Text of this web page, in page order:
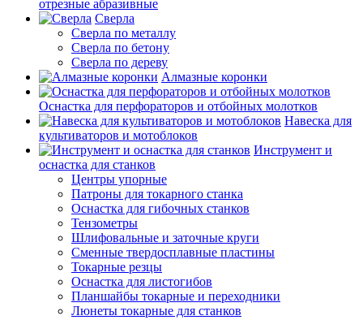
отрезные абразивные
Сверла
Сверла по металлу
Сверла по бетону
Сверла по дереву
Алмазные коронки
Оснастка для перфораторов и отбойных молотков
Навеска для
культиваторов и мотоблоков
Инструмент и
оснастка для станков
Центры упорные
Патроны для токарного станка
Оснастка для гибочных станков
Тензометры
Шлифовальные и заточные круги
Сменные твердосплавные пластины
Токарные резцы
Оснастка для листогибов
Планшайбы токарные и переходники
Люнеты токарные для станков